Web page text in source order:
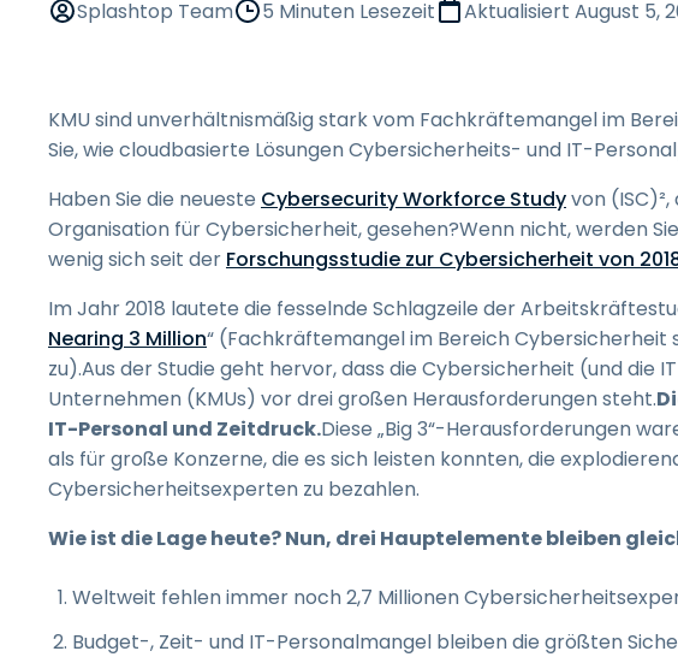
Splashtop Team 5 Minuten Lesezeit Aktualisiert August 5,
KMU sind unverhältnismäßig stark vom Fachkräftemangel im
Sie, wie cloudbasierte Lösungen Cybersicherheits- und IT-
Haben Sie die neueste Cybersecurity Workforce Studyvon
Organisation für Cybersicherheit, gesehen?Wenn nicht, werden
wenig sich seit der Forschungsstudie zur Cybersicherheit von
Im Jahr 2018 lautete die fesselnde Schlagzeile der
Nearing 3 Million“ (Fachkräftemangel im Bereich Cybersicherheit
zu).Aus der Studie geht hervor, dass die Cybersicherheit (und die
Unternehmen (KMUs) vor drei großen Herausforderungen steht.
IT-Personal und Zeitdruck.Diese „Big 3“-Herausforderungen
als für große Konzerne, die es sich leisten konnten, die
Cybersicherheitsexperten zu bezahlen.
Wie ist die Lage heute? Nun, drei Hauptelemente bleiben
Weltweit fehlen immer noch 2,7 Millionen
Budget-, Zeit- und IT-Personalmangel bleiben die größten